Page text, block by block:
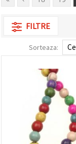
FILTRE
Sorteaza: